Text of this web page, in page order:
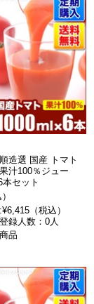
造選 国産 トマト
汁100％ジュー
セット
（税込）
録人数：0人
品